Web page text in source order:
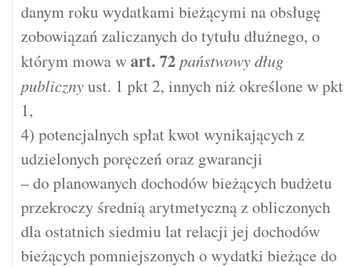
danym roku wydatkami bieżącymi na obsługę
zobowiązań zaliczanych do tytułu dłużnego, o
którym mowa wart. 72 państwowy dług
publicznyust. 1 pkt 2, innych niż określone w pkt
1,
4) potencjalnych spłat kwot wynikających z
udzielonych poręczeń oraz gwarancji
– do planowanych dochodów bieżących budżetu
przekroczy średnią arytmetyczną z obliczonych
dla ostatnich siedmiu lat relacji jej dochodów
bieżących pomniejszonych o wydatki bieżące do